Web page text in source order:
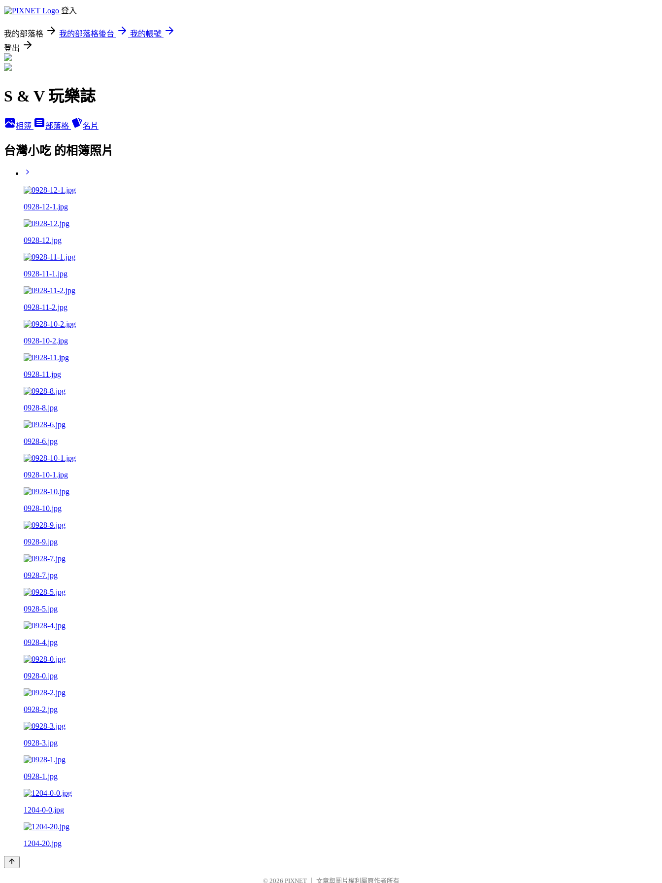
登入
我的部落格 我的部落格後台
我的帳號
登出
S & V 玩樂誌
相簿 部落格 名片
台灣小吃 的相簿照片
0928-12-1.jpg
0928-12.jpg
0928-11-1.jpg
0928-11-2.jpg
0928-10-2.jpg
0928-11.jpg
0928-8.jpg
0928-6.jpg
0928-10-1.jpg
0928-10.jpg
0928-9.jpg
0928-7.jpg
0928-5.jpg
0928-4.jpg
0928-0.jpg
0928-2.jpg
0928-3.jpg
0928-1.jpg
1204-0-0.jpg
1204-20.jpg
© 2026 PIXNET 文章與圖片權利屬原作者所有